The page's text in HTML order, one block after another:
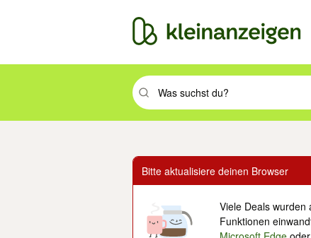
Suchbegriff eingeben. Eingabetaste
Bitte aktualisiere deinen Browser
Viele Deals wurden
Funktionen